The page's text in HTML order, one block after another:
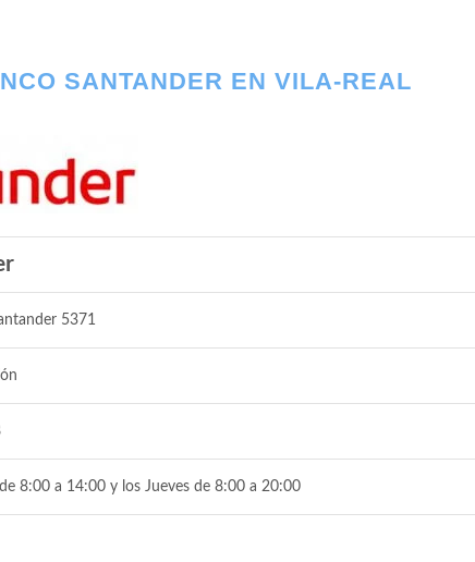
SANTANDER EN VILA-REAL
5371
8:00 a 14:00 y los Jueves de 8:00 a 20:00